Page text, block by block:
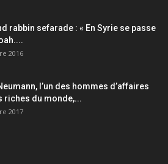
rabbin sefarade : « En Syrie se passe
2016
l’un des hommes d’affaires
riches du monde,...
2017